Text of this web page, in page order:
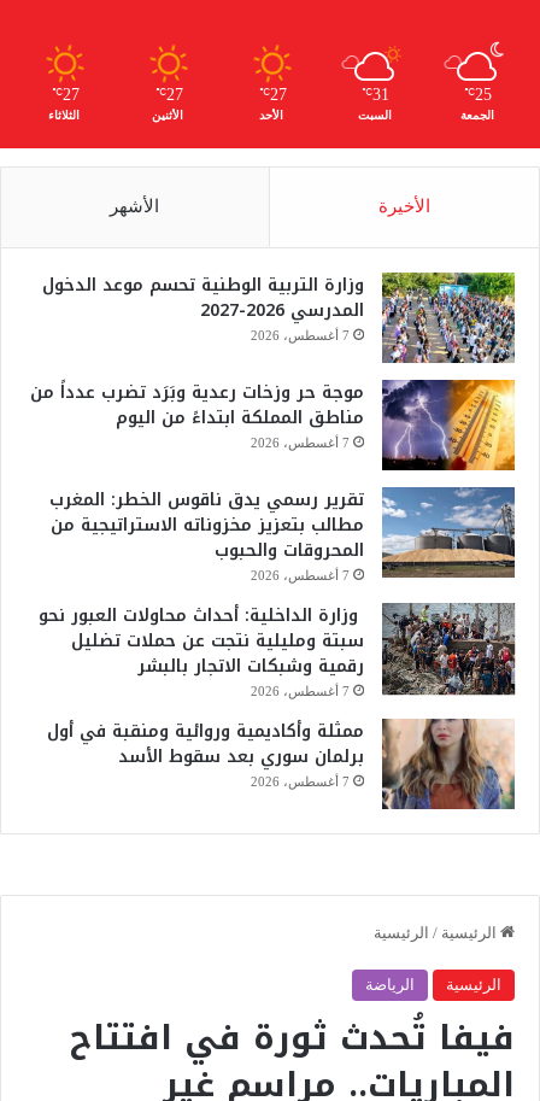
25
℃
الجمعة
31
℃
السبت
27
℃
الأحد
27
℃
الأثنين
27
℃
الثلاثاء
الأخيرة الأشهر
وزارة التربية الوطنية تحسم موعد الدخول
المدرسي 2026-2027
7 أغسطس، 2026
موجة حر وزخات رعدية وبَرَد تضرب عدداً من
مناطق المملكة ابتداءً من اليوم
7 أغسطس، 2026
تقرير رسمي يدق ناقوس الخطر: المغرب
مطالب بتعزيز مخزوناته الاستراتيجية من
المحروقات والحبوب
7 أغسطس، 2026
وزارة الداخلية: أحداث محاولات العبور نحو
سبتة ومليلية نتجت عن حملات تضليل
رقمية وشبكات الاتجار بالبشر
7 أغسطس، 2026
ممثلة وأكاديمية وروائية ومنقبة في أول
برلمان سوري بعد سقوط الأسد
7 أغسطس، 2026